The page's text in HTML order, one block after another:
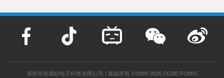
深圳市裕源欣电子科技有限公司 | 版权所有 ©1999-2026 DOBE FOMIS